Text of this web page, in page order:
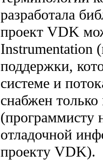
разработала
проект VDK
Instrumentation
поддержки,
системе и
снабжен
(программисту
отладочной
проекту VDK).